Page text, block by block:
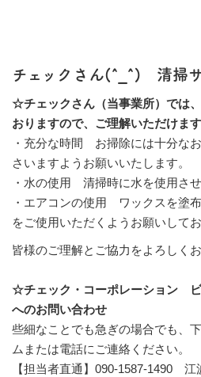
チェックさん(^_^) 清掃サ
☆チェックさん（当事業所）では
おりますので、ご理解いただけます
・充分な時間 お掃除には十分な
さいますようお願いいたします。
・水の使用 清掃時に水を使用さ
・エアコンの使用
ワックスを塗
をご使用いただくようお願いしてお
皆様のご理解とご協力をよろしく
☆チェック・コーポレーション
へのお問い合わせ
些細なことでも急ぎの場合でも、
ムまたは電話にご連絡ください。
【担当者直通】 090-1587-1490 江